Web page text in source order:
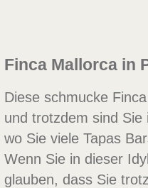
Finca Mallorca in
Diese schmucke
und trotzdem sind
wo Sie viele Tapas
Wenn Sie in dieser
glauben, dass Sie